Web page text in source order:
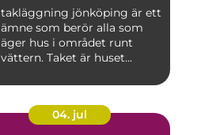
takläggning jönköping är ett
ämne som berör alla som
äger hus i området runt
vättern. Taket är huset...
04. jul